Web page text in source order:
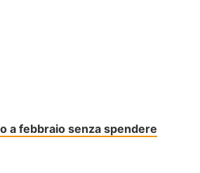
a febbraio senza spendere